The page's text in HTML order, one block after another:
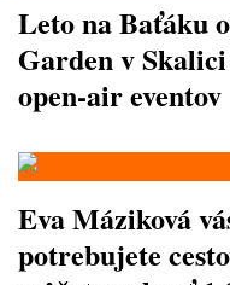
Leto na Baťáku
Garden v
open-air eventov
Eva Máziková
potrebujete